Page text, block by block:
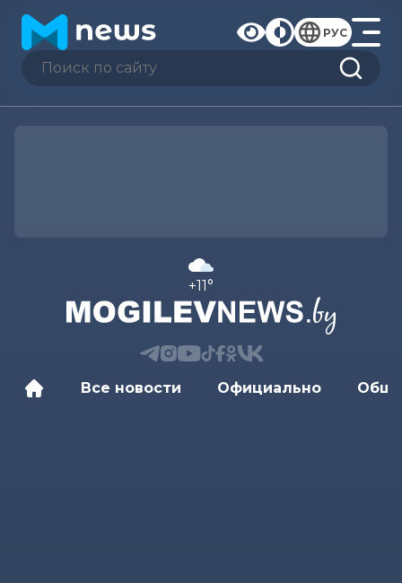
РУС
+11°
Все новости Официально